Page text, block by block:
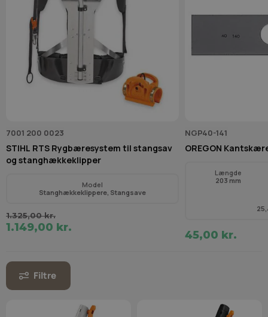
7001 200 0023
STIHL RTS Rygbæresystem til stangsav
og stanghækkeklipper
Model
Stanghækkeklippere, Stangsave
1.325,00 kr.
1.149,00 kr.
NGP40-141
OREGON
Længde
203 mm
45,00 kr.
Filtre